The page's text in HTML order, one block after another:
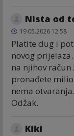
Nista od
19.05.2026 12:58
Platite dug i
novog
na njihov
pronađete
nema
Odžak.
Kiki